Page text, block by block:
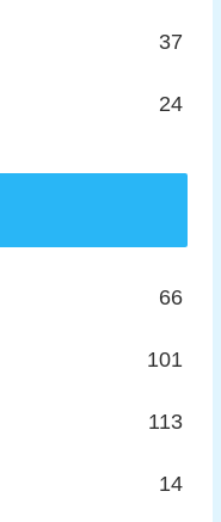
37
24
66
101
113
14